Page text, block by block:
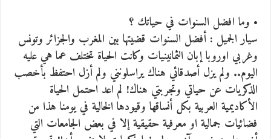
• وما افضل السنوات في حياتك ؟
سيار الجميل : أفضل السنوات قضيتها بين المغرب والجزائر وتونس
وغربي اوروبا إبان الثمانينيات وكانت الحياة تختلف عما هي عليه
اليوم.. ولم يزل أصدقائي هناك يراسلونني ولم أزل احتفظ بأخصب
الذكريات عن حياتي وتجربتي هناك! لم اعد احتمل الحياة
الأكاديمية العربية بكل أنساقها وقيودها الخالية في يومنا هذا من
فضائيات جمالية او معرفية حقيقية إلا في بعض الجامعات التي